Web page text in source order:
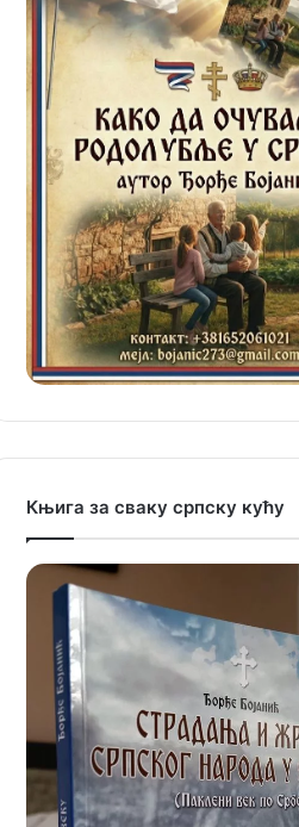
Књига за сваку српску кућу